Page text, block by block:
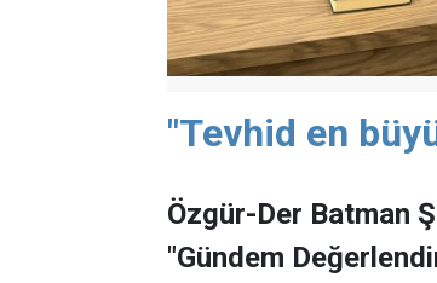
"Tevhid en
Özgür-Der Batman
"Gündem